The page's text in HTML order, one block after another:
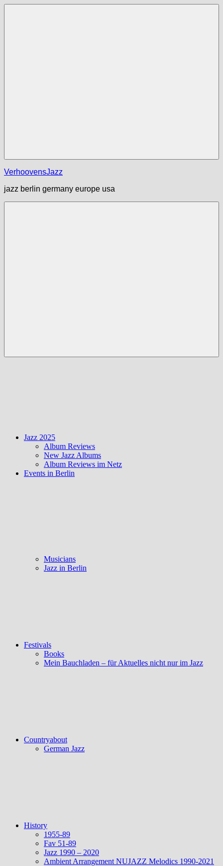
Zum
VerhoovensJazz
jazz berlin germany europe usa
Jazz 2025
Album Reviews
New Jazz Albums
Album Reviews im Netz
Events in Berlin
Musicians
Jazz in Berlin
Festivals
Books
Mein Bauchladen – für Aktuelles nicht nur im Jazz
Countryabout
German Jazz
History
1955-89
Fav 51-89
Jazz 1990 – 2020
Ambient Arrangement NUJAZZ Melodics 1990-2021